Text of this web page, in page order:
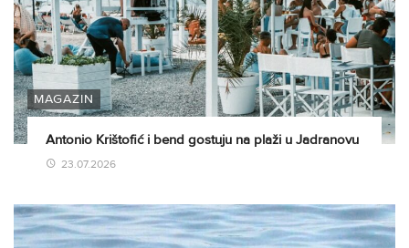
MAGAZIN
Antonio Krištofić i bend gostuju na plaži u Jadranovu
23.07.2026